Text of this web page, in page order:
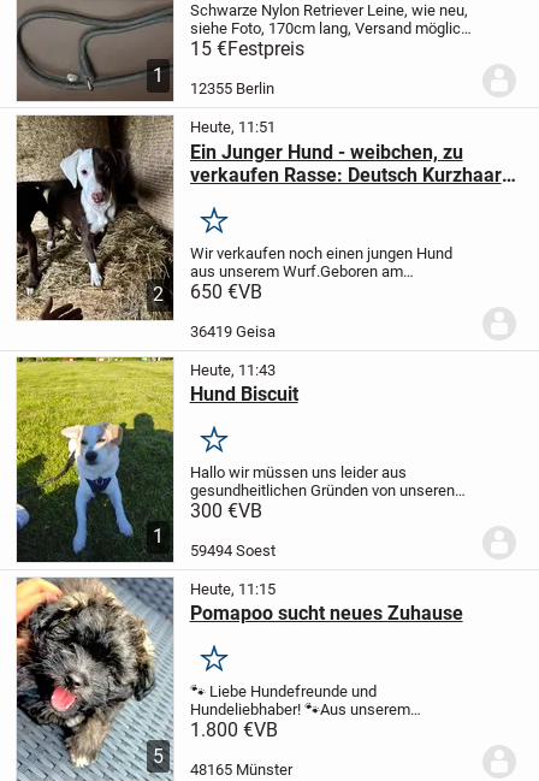
1
Schwarze Nylon Retriever Leine, wie neu,
siehe Foto, 170cm lang, Versand möglich
+5.-€, Nichtraucherhaushalt
15 €Festpreis
12355 Berlin
2
Heute, 11:51
Ein Junger Hund - weibchen, zu
verkaufen Rasse: Deutsch Kurzhaar
Merken
Wir verkaufen noch einen jungen Hund
aus unserem Wurf.Geboren am
29.07.2025
Ihnen aktuelle Bilder! Mehr Text folgt...
650 €VB
36419 Geisa
1
Heute, 11:43
Hund Biscuit
Merken
Hallo wir müssen uns leider aus
gesundheitlichen Gründen von unseren
geliebten Hund trennen.Er ist
auf Befehle er macht sich bemerkbar
300 €VB
59494 Soest
5
Heute, 11:15
Pomapoo sucht neues Zuhause
Merken
🐾 Liebe Hundefreunde und
Hundeliebhaber! 🐾Aus unserem
aktuellen Wurf sucht eine wunderschöne,
sofort ein liebevolles Zuhause auf
1.800 €VB
48165 Münster